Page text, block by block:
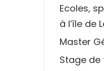
Ecoles,
à l’île de
Master
Stage de